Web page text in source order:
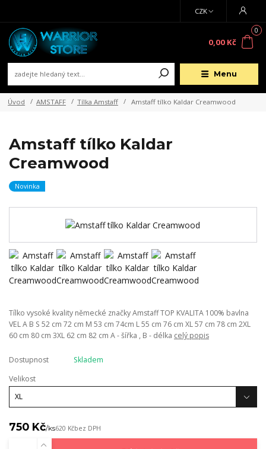
Menu
CZK
0
0,00 Kč
Úvod AMSTAFF Tílka Amstaff Amstaff tílko Kaldar Creamwood
Amstaff tílko Kaldar
Creamwood
Novinka
Tílko vysoké kvality německé značky Amstaff TOP KVALITA 100% bavlna
VEL A B S 52 cm 72 cm M 53 cm 74cm L 55 cm 76 cm XL 57 cm 78 cm 2XL
60 cm 80 cm 3XL 62 cm 82 cm A - šířka , B - délka celý popis
Dostupnost
Skladem
Velikost
750 Kč/ks620 Kčbez DPH